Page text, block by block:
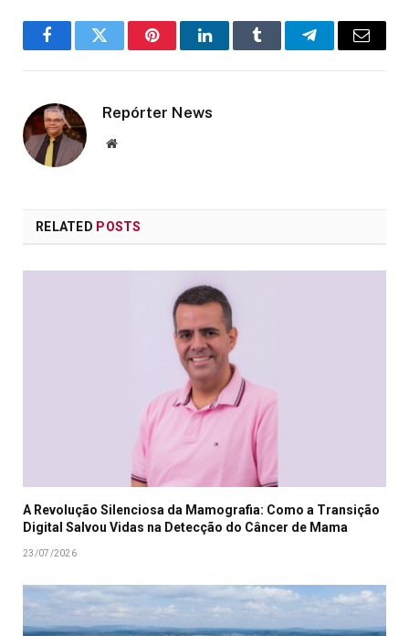
FacebookTwitter PinterestLinkedInTumblr TelegramEmail
Repórter News
Website
RELATED POSTS
A Revolução Silenciosa da Mamografia: Como a Transição
Digital Salvou Vidas na Detecção do Câncer de Mama
23/07/2026